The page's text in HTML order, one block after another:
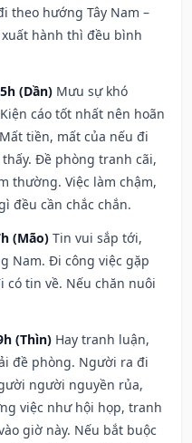
theo hướng Tây Nam –
hành thì đều bình
(Dần) Mưu sự khó
cáo tốt nhất nên hoãn
tiền, mất của nếu đi
Đề phòng tranh cãi,
thường. Việc làm chậm,
đều cần chắc chắn.
(Mão) Tin vui sắp tới,
Nam. Đi công việc gặp
có tin về. Nếu chăn nuôi
(Thìn) Hay tranh luận,
đề phòng. Người ra đi
người nguyền rủa,
việc như hội họp, tranh
giờ này. Nếu bắt buộc